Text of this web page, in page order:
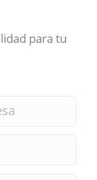
para tu